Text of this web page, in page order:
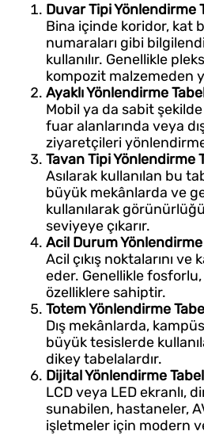
Duvar Tipi Yönlendirme
Bina içinde koridor, kat
numaraları gibi
kullanılır. Genellikle
kompozit malzemeden
Ayaklı Yönlendirme
Mobil ya da sabit
fuar alanlarında veya
ziyaretçileri
Tavan Tipi Yönlendirme
Asılarak kullanılan bu
büyük mekânlarda ve
kullanılarak
seviyeye çıkarır.
Acil Durum Yönlendirme
Acil çıkış noktalarını ve
eder. Genellikle fosforlu,
özelliklere sahiptir.
Totem Yönlendirme
Dış mekânlarda,
büyük tesislerde
dikey tabelalardır.
Dijital Yönlendirme
LCD veya LED ekranlı,
sunabilen, hastaneler,
işletmeler için modern